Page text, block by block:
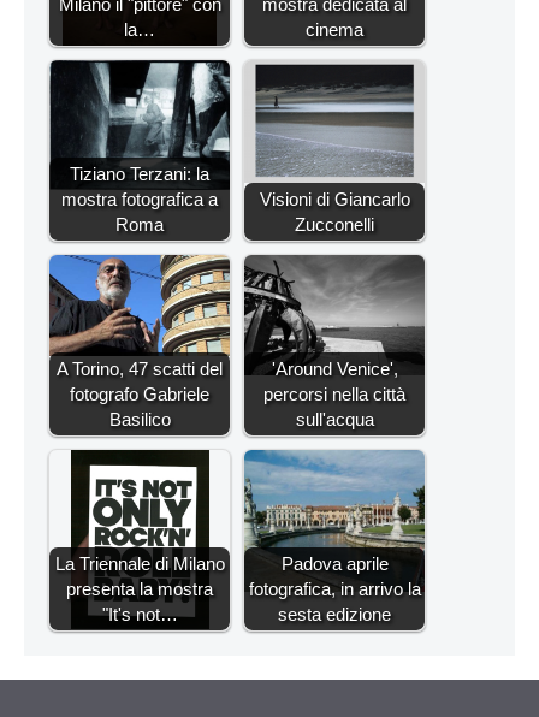
la…
cinema
Tiziano Terzani: la
mostra fotografica a
Roma
Visioni di Giancarlo
Zucconelli
A Torino, 47 scatti del
fotografo Gabriele
Basilico
'Around Venice',
percorsi nella città
sull'acqua
La Triennale di Milano
presenta la mostra
"It's not…
Padova aprile
fotografica, in arrivo la
sesta edizione